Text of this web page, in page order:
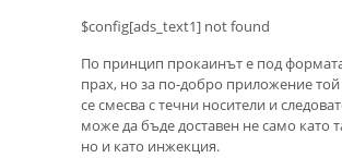
$config[ads_text1] not found
По принцип прокаинът е под
прах, но за по-добро приложение
се смесва с течни носители и
може да бъде доставен не само като
но и като инжекция.